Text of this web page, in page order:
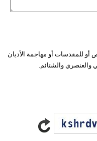
أو للمقدسات أو مهاجمة الأديان
والعنصري والشتائم.